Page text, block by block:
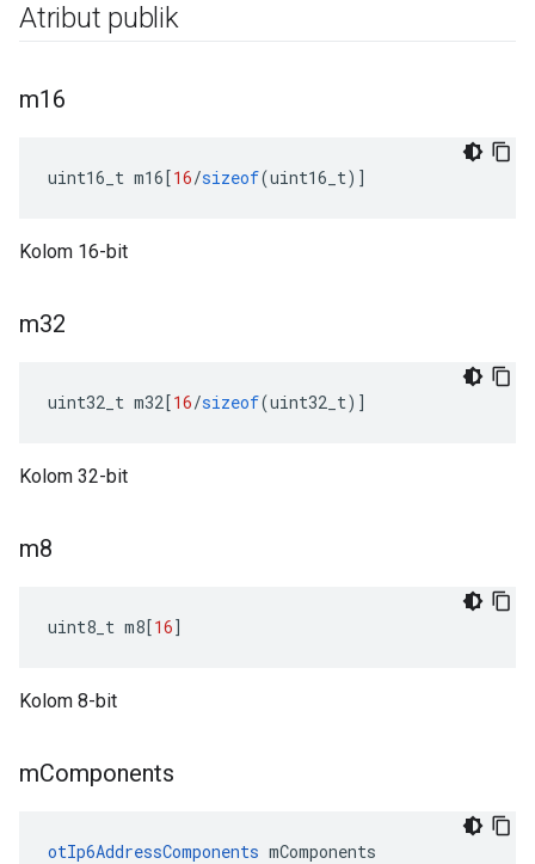
Atribut publik
m16
uint16_t m16[16/sizeof(uint16_t)]
Kolom 16-bit
m32
uint32_t m32[16/sizeof(uint32_t)]
Kolom 32-bit
m8
uint8_t m8[16]
Kolom 8-bit
mComponents
otIp6AddressComponents mComponents